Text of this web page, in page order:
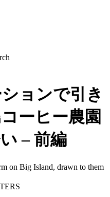
ョンで引き
ーヒー農園
– 前編
on Big Island, drawn to them